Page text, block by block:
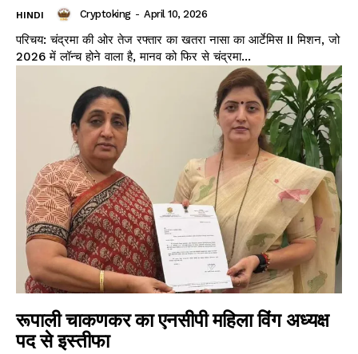
HINDI Cryptoking - April 10, 2026
परिचय: चंद्रमा की ओर तेज रफ्तार का खतरा नासा का आर्टेमिस II मिशन, जो
2026 में लॉन्च होने वाला है, मानव को फिर से चंद्रमा...
रूपाली चाकणकर का एनसीपी महिला विंग अध्यक्ष
पद से इस्तीफा